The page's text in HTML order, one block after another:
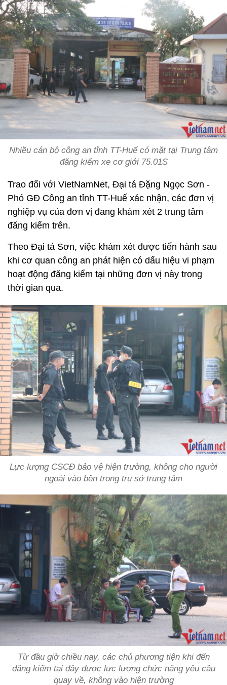
Nhiều cán bộ công an tỉnh TT-Huế có mặt tại Trung tâm
đăng kiểm xe cơ giới 75.01S
Trao đổi với VietNamNet, Đại tá Đặng Ngọc Sơn -
Phó GĐ Công an tỉnh TT-Huế xác nhận, các đơn vị
nghiệp vụ của đơn vị đang khám xét 2 trung tâm
đăng kiểm trên.
Theo Đại tá Sơn, việc khám xét được tiến hành sau
khi cơ quan công an phát hiện có dấu hiệu vi phạm
hoạt động đăng kiểm tại những đơn vị này trong
thời gian qua.
Lực lượng CSCĐ bảo vệ hiện trường, không cho người
ngoài vào bên trong trụ sở trung tâm
Từ đầu giờ chiều nay, các chủ phương tiện khi đến
đăng kiểm tại đây được lực lượng chức năng yêu cầu
quay về, không vào hiện trường